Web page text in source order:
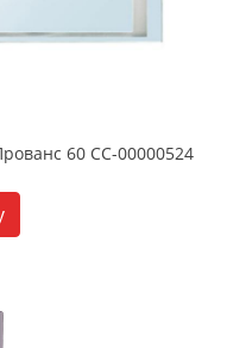
60 СС-00000524